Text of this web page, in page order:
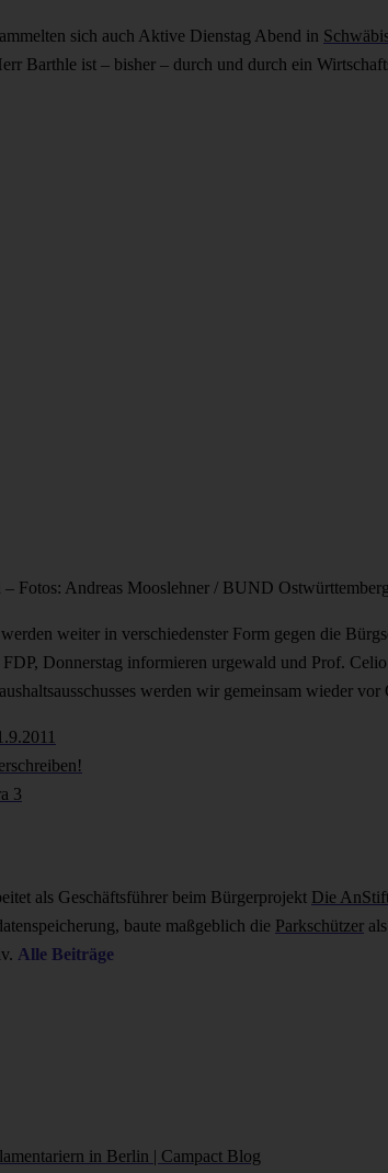
sich auch Aktive Dienstag Abend in
Barthle ist – bisher – durch und durch ein
Fotos: Andreas Mooslehner / BUND Ostwürttemberg
weiter in verschiedenster Form gegen die
Donnerstag informieren urgewald und Prof.
werden wir gemeinsam wieder vor
3
als Geschäftsführer beim Bürgerprojekt Die
baute maßgeblich die Parkschützer
Alle Beiträge
in Berlin | Campact Blog